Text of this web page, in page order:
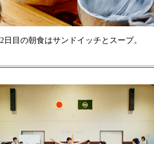
2日目の朝食はサンドイッチとスープ。